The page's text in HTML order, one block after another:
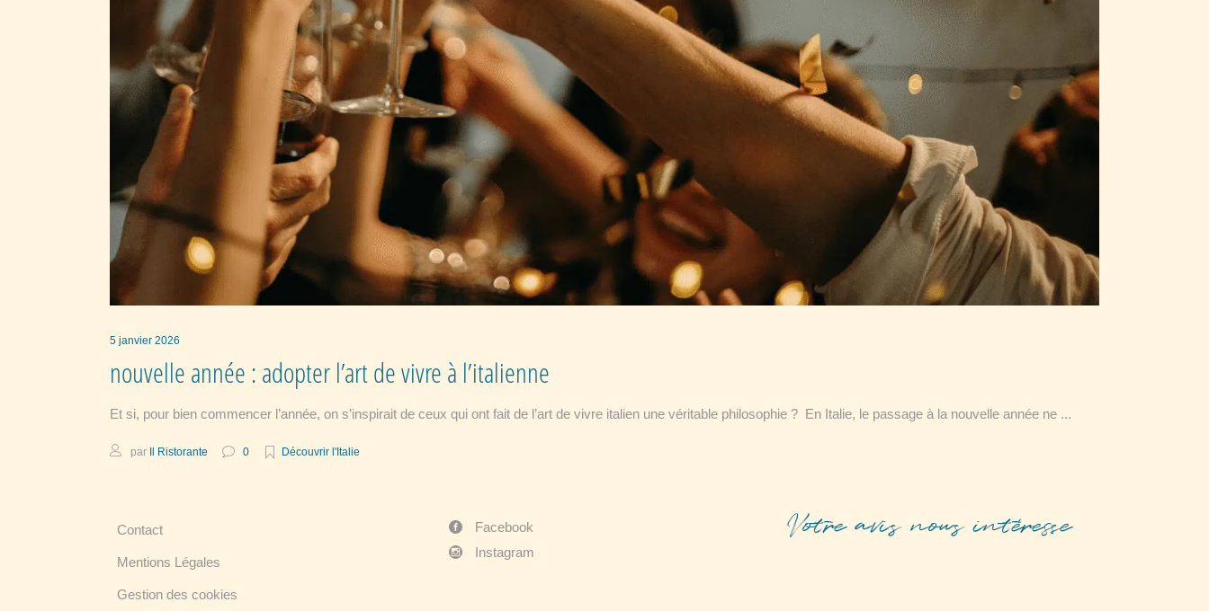
5 janvier 2026
nouvelle année : adopter l’art de vivre à l’italienne
Et si, pour bien commencer l’année, on s’inspirait de ceux qui ont fait de l’art de vivre italien une véritable philosophie ? En Italie, le passage à la nouvelle année ne
par Il Ristorante 0 Découvrir l'Italie
Contact
Mentions Légales
Gestion des cookies
Facebook
Instagram
Votre avis nous intéresse